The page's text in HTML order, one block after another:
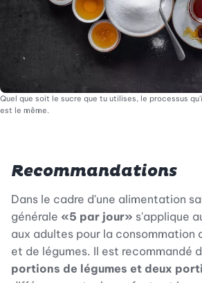
Quel que soit le sucre que tu utilises, le processus
est le même.
Recommandations
Dans le cadre d'une alimentation
générale «5 par jour» s'applique
aux adultes pour la consommation
et de légumes. Il est recommandé
portions de légumes et deux